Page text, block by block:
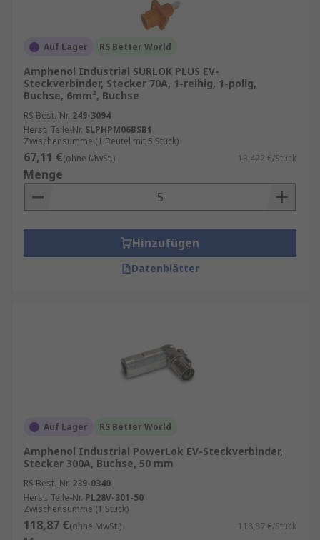
Auf Lager RS Better World
Amphenol Industrial SURLOK PLUS EV-
Steckverbinder, Stecker 70A, 1-reihig, 1-polig,
Buchse, 6mm², Buchse
RS Best.-Nr. 249-3094
Herst. Teile-Nr. SLPHPM06BSB1
Zwischensumme (1 Beutel mit 5 Stück)
67,11 €(ohne MwSt.) 13,422 €/Stück
Menge
Hinzufügen
Datenblätter
Auf Lager RS Better World
Amphenol Industrial PowerLok EV-Steckverbinder,
Stecker 300A, Buchse, 50 mm
RS Best.-Nr. 239-0340
Herst. Teile-Nr. PL28V-301-50
Zwischensumme (1 Stück)
118,87 €(ohne MwSt.) 118,87 €/Stück